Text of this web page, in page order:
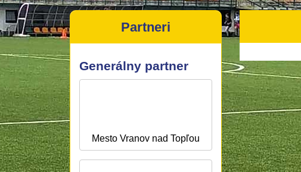
Partneri
Generálny partner
Mesto Vranov nad Topľou